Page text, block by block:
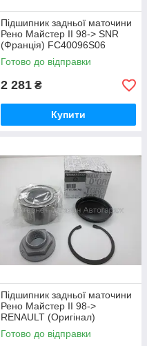
Підшипник задньої маточини
Рено Майстер II 98-> SNR
(Франція) FC40096S06
Готово до відправки
2 281 ₴
Купити
Підшипник задньої маточини
Рено Майстер II 98->
RENAULT (Оригінал)
7701206742
Готово до відправки